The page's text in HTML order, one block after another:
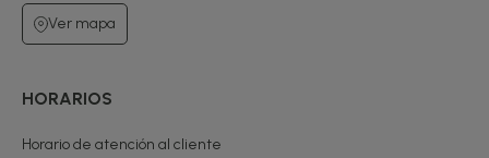
Ver mapa
HORARIOS
Horario de atención al cliente